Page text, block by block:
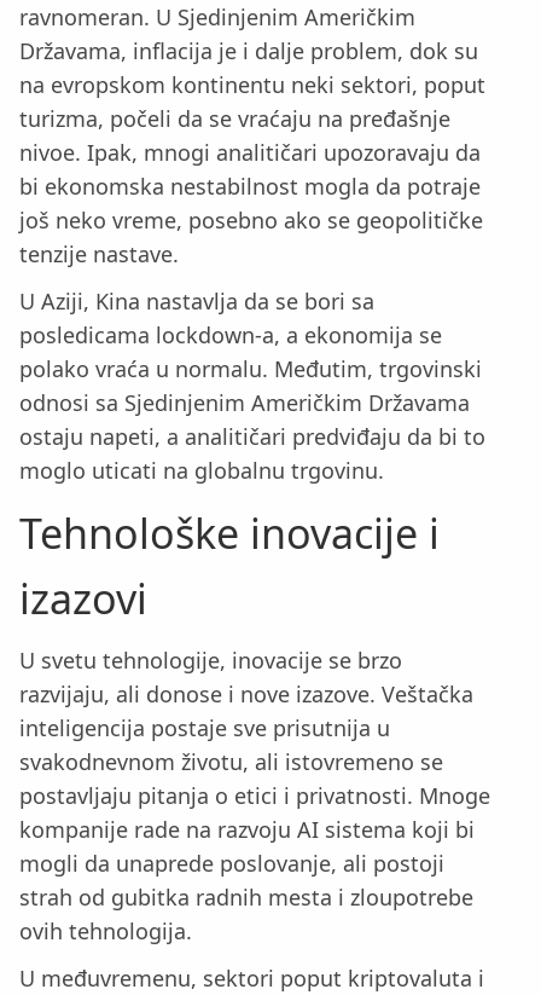
ravnomeran. U Sjedinjenim Američkim
Državama, inflacija je i dalje problem, dok su
na evropskom kontinentu neki sektori, poput
turizma, počeli da se vraćaju na pređašnje
nivoe. Ipak, mnogi analitičari upozoravaju da
bi ekonomska nestabilnost mogla da potraje
još neko vreme, posebno ako se geopolitičke
tenzije nastave.
U Aziji, Kina nastavlja da se bori sa
posledicama lockdown-a, a ekonomija se
polako vraća u normalu. Međutim, trgovinski
odnosi sa Sjedinjenim Američkim Državama
ostaju napeti, a analitičari predviđaju da bi to
moglo uticati na globalnu trgovinu.
Tehnološke inovacije i
izazovi
U svetu tehnologije, inovacije se brzo
razvijaju, ali donose i nove izazove. Veštačka
inteligencija postaje sve prisutnija u
svakodnevnom životu, ali istovremeno se
postavljaju pitanja o etici i privatnosti. Mnoge
kompanije rade na razvoju AI sistema koji bi
mogli da unaprede poslovanje, ali postoji
strah od gubitka radnih mesta i zloupotrebe
ovih tehnologija.
U međuvremenu, sektori poput kriptovaluta i